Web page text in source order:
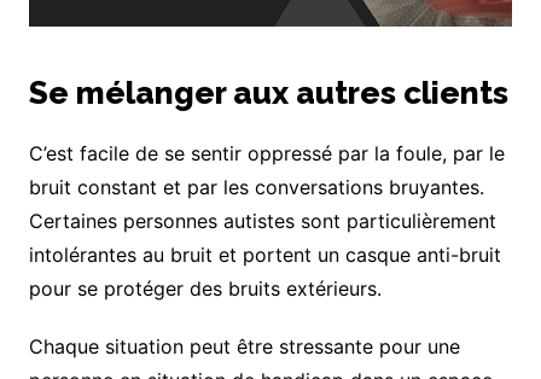
Se mélanger aux autres clients
C’est facile de se sentir oppressé par la foule, par le
bruit constant et par les conversations bruyantes.
Certaines personnes autistes sont particulièrement
intolérantes au bruit et portent un casque anti-bruit
pour se protéger des bruits extérieurs.
Chaque situation peut être stressante pour une